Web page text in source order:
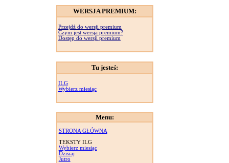
WERSJA PREMIUM:
Przejdź do wersji premium
Czym jest wersja premium?
Dostęp do wersji premium
Tu jesteś:
ILG
Wybierz miesiąc
Menu:
STRONA GŁÓWNA
TEKSTY ILG
Wybierz miesiąc
Dzisiaj
Jutro